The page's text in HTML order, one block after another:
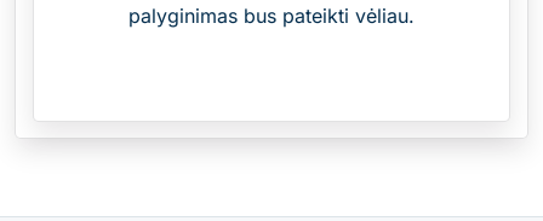
palyginimas bus pateikti vėliau.